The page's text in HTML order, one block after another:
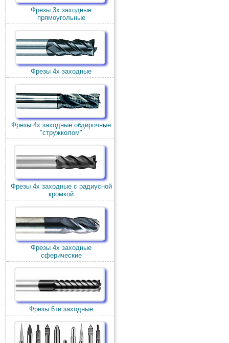
Фрезы 3х заходные
прямоугольные
Фрезы 4х заходные
Фрезы 4х заходные обдирочные
"стружколом"
Фрезы 4х заходные с радиусной
кромкой
Фрезы 4х заходные
сферические
Фрезы 6ти заходные